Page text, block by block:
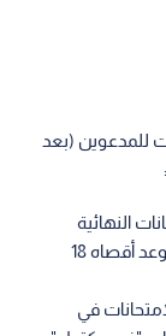
للمدعوين (بعد
النهائية
للفصل الثاني 2025-2026 لهؤلاء الطلبة في موعد أقصاه 18
في